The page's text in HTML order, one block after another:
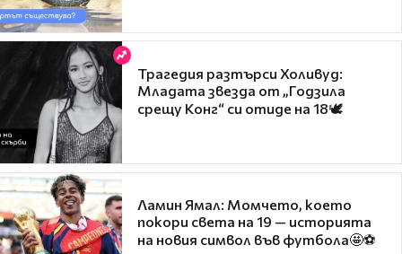
Трагедия разтърси Холивуд:
Младата звезда от „Годзила
срещу Конг“ си отиде на 18🕊️
Ламин Ямал: Момчето, което
покори света на 19 — историята
на новия символ във футбола🤩⚽